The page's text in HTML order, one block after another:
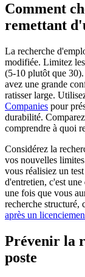
Comment
remettant
La recherche
modifiée. Limitez
(5-10 plutôt que
avez une grande
ratisser large.
Companies pour
durabilité.
comprendre à quoi
Considérez la
vos nouvelles
vous réalisiez un
d'entretien, c'est
une fois que vous
recherche structuré,
après un
Prévenir la
poste